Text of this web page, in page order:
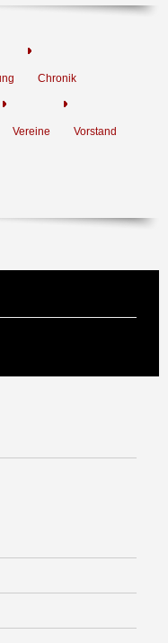
Chronik
Vereine Vorstand